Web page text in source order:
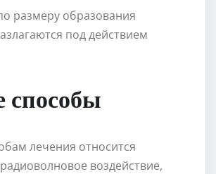
размеру образования
под действием
способы
лечения относится
воздействие,